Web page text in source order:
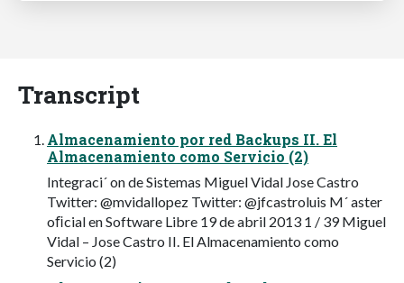
Transcript
Almacenamiento por red Backups II. El
Almacenamiento como Servicio (2)
Integraci´ on de Sistemas Miguel Vidal Jose Castro
Twitter: @mvidallopez Twitter: @jfcastroluis M´ aster
oﬁcial en Software Libre 19 de abril 2013 1 / 39 Miguel
Vidal – Jose Castro II. El Almacenamiento como
Servicio (2)